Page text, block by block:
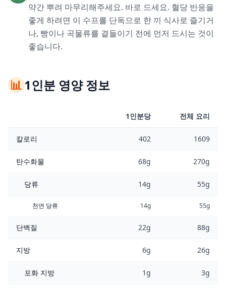
약간 뿌려 마무리해주세요. 바로 드세요. 혈당 반응을
좋게 하려면 이 수프를 단독으로 한 끼 식사로 즐기거
나, 빵이나 곡물류를 곁들이기 전에 먼저 드시는 것이
좋습니다.
📊1인분 영양 정보
1인분당 전체 요리
칼로리 402 1609
탄수화물 68g 270g
당류 14g 55g
천연 당류 14g 55g
단백질 22g 88g
지방 6g 26g
포화 지방 1g 3g